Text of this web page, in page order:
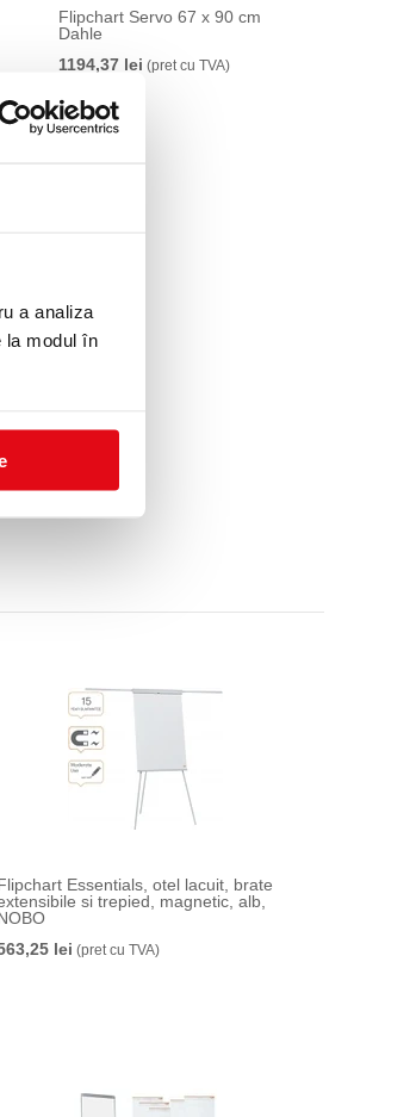
a analiza
la modul în
Flipchart Servo 67 x 90 cm
Dahle
1194,37 lei (pret cu TVA)
Essentials, otel lacuit, brate
si trepied, magnetic, alb,
lei (pret cu TVA)